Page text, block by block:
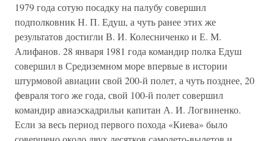
1979 года сотую посадку на палубу совершил
подполковник Н. П. Едуш, а чуть ранее этих же
результатов достигли В. И. Колесниченко и Е. М.
Алифанов. 28 января 1981 года командир полка Едуш
совершил в Средиземном море впервые в истории
штурмовой авиации свой 200-й полет, а чуть позднее, 20
февраля того же года, свой 100-й полет совершил
командир авиаэскадрильи капитан А. И. Логвиненко.
Если за весь период первого похода «Киева» было